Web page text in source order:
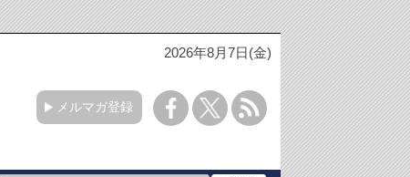
2026年8月7日(金)
メルマガ登録